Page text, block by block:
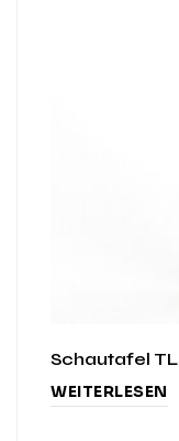
Schautafel
WEITERLESEN